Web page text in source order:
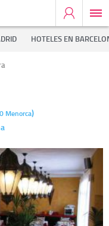
HOTELES EN
Menorca)